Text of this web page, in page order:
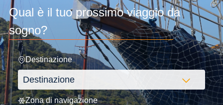
Qual è il tuo prossimo viaggio da
sogno?
Destinazione
Zona di navigazione